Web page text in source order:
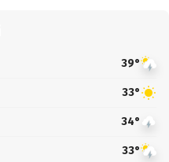
39°
33°
34°
33°